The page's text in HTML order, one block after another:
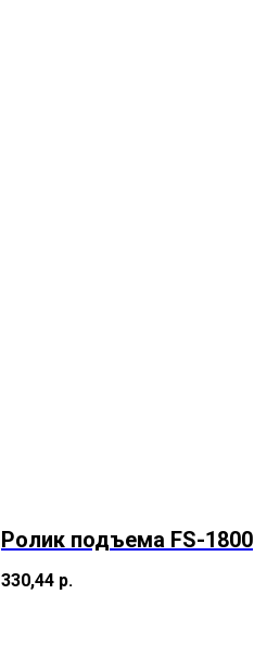
Ролик подъема FS-1800
330,44 р.